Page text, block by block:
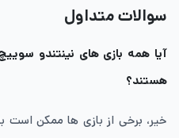
سوالات متداول
آیا همه بازی های نینتندو
هستند؟
خیر، برخی از بازی ها ممکن است